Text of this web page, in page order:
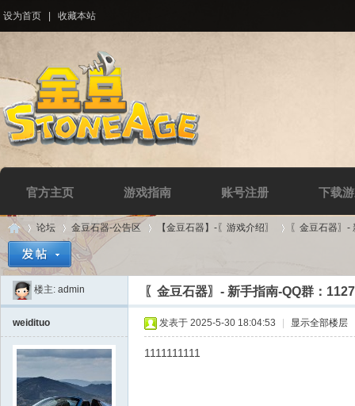
设为首页 收藏本站
官方主页 游戏指南 账号注册 下载
Di »
论坛 金豆石器-公告区 【金豆石器】-〖游戏介绍〗
›
〖金豆石器〗
楼主: admin 〖金豆石器〗- 新手指南-QQ群：
weidituo 发表于 2025-5-30 18:04:53 显示全部楼层
1111111111